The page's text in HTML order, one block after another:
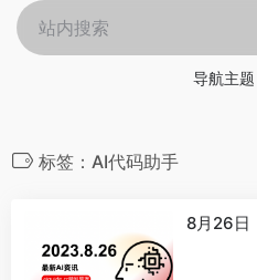
导航主题
标签：AI代码助手
8月26日